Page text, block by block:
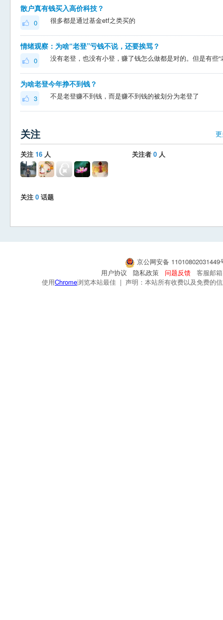
散户真有钱买入高价科技？
0 很多都是通过基金etf之类买的
情绪观察：为啥“老登”亏钱不说，还要挨骂？
0
为啥老登今年挣不到钱？
3 不是老登赚不到钱，而是赚不到钱的被划分为老登了
关注
关注 16 人 关注者 0 人
关注 0 话题
京公网安备
用户协议
隐私政策 问题反馈
客服邮
使用Chrome浏览本站最佳 | 声明：本站所有收费以及免费的